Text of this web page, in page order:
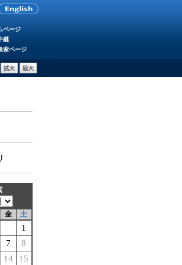
ページ
継
索ページ
金 土
1
7
8
14
15